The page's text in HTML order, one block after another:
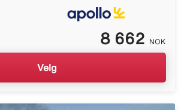
8 662 NOK
Velg